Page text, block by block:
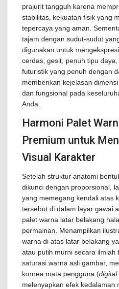
prajurit tangguh karena
stabilitas, kekuatan fisik yang
tepercaya yang aman.
tajam dengan sudut-sudut
digunakan untuk
cerdas, gesit, penuh tipu
futuristik yang penuh dengan
memberikan kejelasan
dan fungsional pada
Anda.
Harmoni Palet
Premium untuk
Visual Karakter
Setelah struktur anatomi
dikunci dengan proporsional,
yang memegang kendali atas
tersebut di dalam layar gawai
palet warna latar belakang
permainan. Menampilkan
warna di atas latar belakang
atau putih murni secara ilmiah
saturasi warna asli gambar,
kornea mata pengguna (digital
melenyapkan efek kedalaman